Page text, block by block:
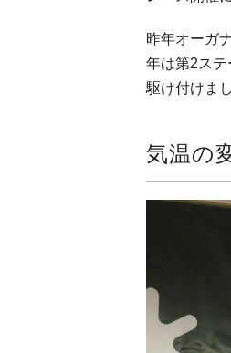
昨年オーガ
年は第2ス
駆け付けまし
気温の